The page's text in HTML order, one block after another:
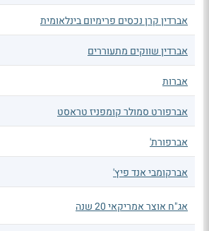
אברדין קרן נכסים פרימיום בינלאומית
אברדין שווקים מתעוררים
אברות
אברפורט סמולר קומפניז טראסט
אברפורת'
אברקומבי אנד פיץ'
אג"ח אוצר אמריקאי 20 שנה